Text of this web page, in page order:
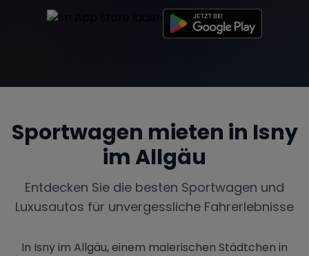
Sportwagen mieten in Isny
im Allgäu
Entdecken Sie die besten Sportwagen und
Luxusautos für unvergessliche Fahrerlebnisse
In Isny im Allgäu, einem malerischen Städtchen in